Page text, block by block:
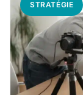
STRATÉGIE